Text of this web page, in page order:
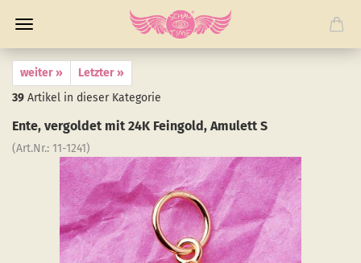
weiter »
Letzter »
39 Artikel in dieser Kategorie
Ente, ver­gol­det mit 24K Fein­gold, Amu­lett S
(Art.Nr.: 11-​1241)